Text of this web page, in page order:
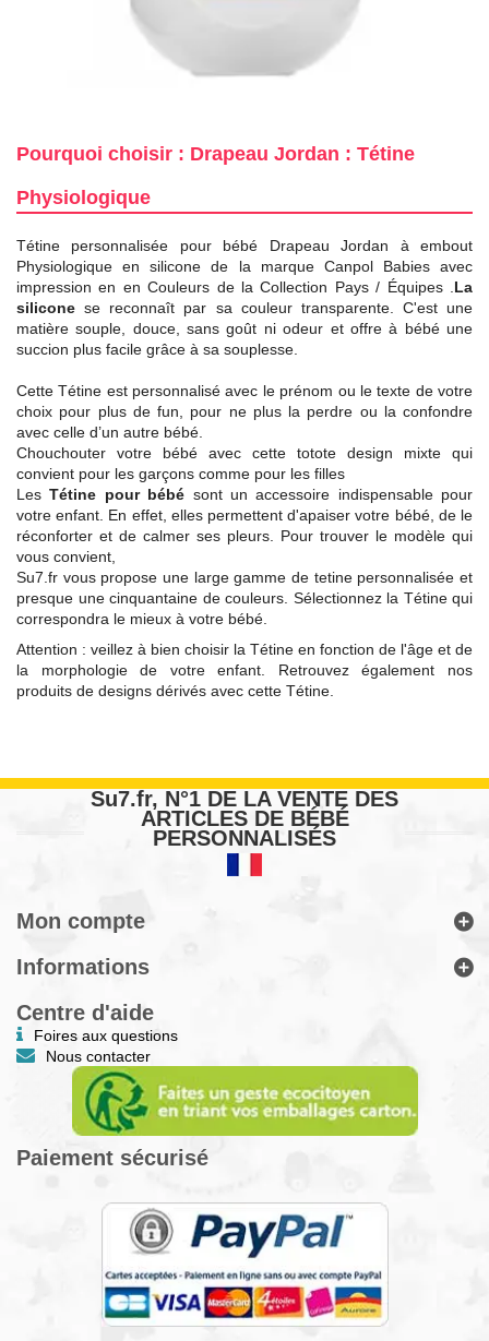
Pourquoi choisir : Drapeau Jordan : Tétine
Physiologique
Tétine personnalisée pour bébé Drapeau Jordan à embout
Physiologique en silicone de la marque Canpol Babies avec
impression en en Couleurs de la Collection Pays / Équipes .La
siliconese reconnaît par sa couleur transparente. C'est une
matière souple, douce, sans goût ni odeur et offre à bébé une
succion plus facile grâce à sa souplesse.
Cette Tétine est personnalisé avec le prénom ou le texte de votre
choix pour plus de fun, pour ne plus la perdre ou la confondre
avec celle d’un autre bébé.
Chouchouter votre bébé avec cette totote design mixte qui
convient pour les garçons comme pour les filles
LesTétine pour bébé sont un accessoire indispensable pour
votre enfant. En effet, elles permettent d'apaiser votre bébé, de le
réconforter et de calmer ses pleurs. Pour trouver le modèle qui
vous convient,
Su7.fr vous propose une large gamme de tetine personnalisée et
presque une cinquantaine de couleurs. Sélectionnez la Tétine qui
correspondra le mieux à votre bébé.
Attention : veillez à bien choisir la Tétine en fonction de l'âge et de
la morphologie de votre enfant. Retrouvez également nos
produits de designs dérivés avec cette Tétine.
Su7.fr, N°1 DE LA VENTE DES
ARTICLES DE BÉBÉ
PERSONNALISÉS
Mon compte
Informations
Centre d'aide
Foires aux questions
Nous contacter
Paiement sécurisé